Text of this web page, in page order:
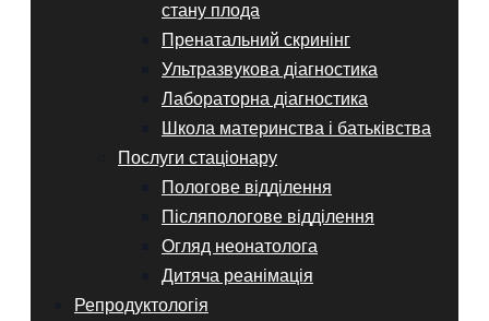
стану плода
Пренатальний скринінг
Ультразвукова діагностика
Лабораторна діагностика
Школа материнства і батьківства
Послуги стаціонару
Пологове відділення
Післяпологове відділення
Огляд неонатолога
Дитяча реанімація
Репродуктологія